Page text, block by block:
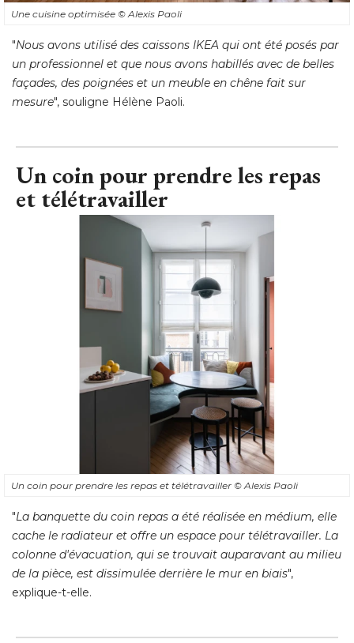
Une cuisine optimisée © Alexis Paoli
"Nous avons utilisé des caissons IKEA qui ont été posés par
un professionnel et que nous avons habillés avec de belles
façades, des poignées et un meuble en chêne fait sur
mesure", souligne Hélène Paoli.
Un coin pour prendre les repas
et télétravailler
Un coin pour prendre les repas et télétravailler © Alexis Paoli
"La banquette du coin repas a été réalisée en médium, elle
cache le radiateur et offre un espace pour télétravailler. La
colonne d'évacuation, qui se trouvait auparavant au milieu
de la pièce, est dissimulée derrière le mur en biais",
explique-t-elle.